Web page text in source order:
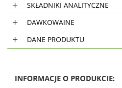
SKŁADNIKI ANALITYCZNE
DAWKOWAINE
DANE PRODUKTU
INFORMACJE O PRODUKCIE: